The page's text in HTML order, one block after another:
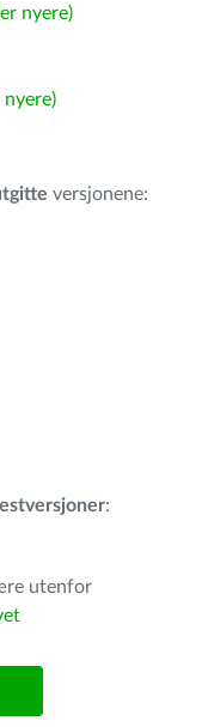
nyere)
versjonene:
:
utenfor